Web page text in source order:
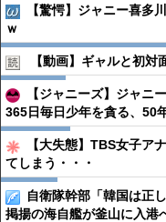
【驚愕】ジャニー喜多
ｗ
【動画】ギャルと初
【ジャニーズ】ジャニ
365日毎日少年を貪る、50
【大失態】TBS女子ア
てしまう・・・
自衛隊幹部「韓国は正
掲揚の海自艦が釜山に入港